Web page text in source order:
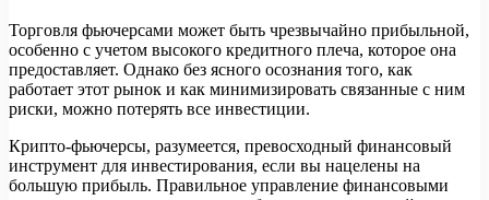
Торговля фьючерсами может быть чрезвычайно прибыльной,
особенно с учетом высокого кредитного плеча, которое она
предоставляет. Однако без ясного осознания того, как
работает этот рынок и как минимизировать связанные с ним
риски, можно потерять все инвестиции.
Крипто-фьючерсы, разумеется, превосходный финансовый
инструмент для инвестирования, если вы нацелены на
большую прибыль. Правильное управление финансовыми